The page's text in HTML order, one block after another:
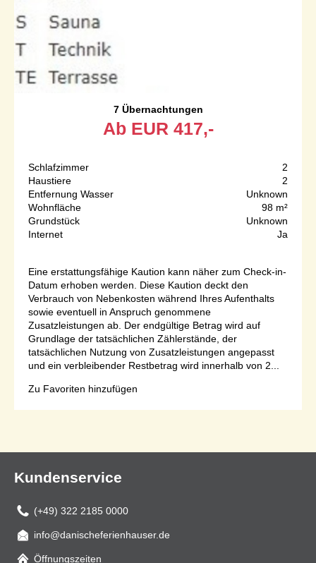
7 Übernachtungen
Ab EUR 417,-
Schlafzimmer
2
Haustiere
2
Entfernung Wasser
Unknown
Wohnfläche
98 m²
Grundstück
Unknown
Internet
Ja
Eine erstattungsfähige Kaution kann näher zum Check-in-
Datum erhoben werden. Diese Kaution deckt den
Verbrauch von Nebenkosten während Ihres Aufenthalts
sowie eventuell in Anspruch genommene
Zusatzleistungen ab. Der endgültige Betrag wird auf
Grundlage der tatsächlichen Zählerstände, der
tatsächlichen Nutzung von Zusatzleistungen angepasst
und ein verbleibender Restbetrag wird innerhalb von 2...
Zu Favoriten hinzufügen
Kundenservice
(+49) 322 2185 0000
Mail
info@danischeferienhauser.de
Öffnungszeiten